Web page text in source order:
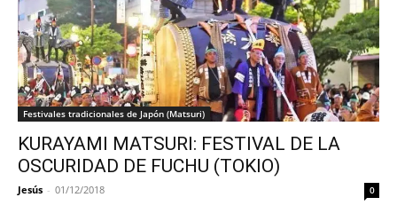
Festivales tradicionales de Japón (Matsuri)
KURAYAMI MATSURI: FESTIVAL DE LA
OSCURIDAD DE FUCHU (TOKIO)
Jesús - 01/12/2018 0